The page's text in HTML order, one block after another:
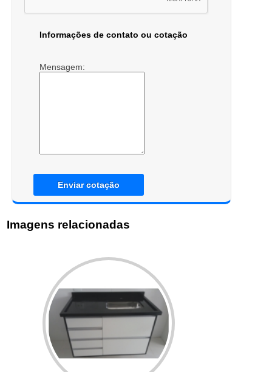
Informações de contato ou cotação
Mensagem:
Enviar cotação
Imagens relacionadas